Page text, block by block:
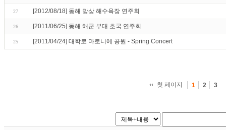
27 [2012/08/18] 동해 망상 해수욕장 연주회
26 [2011/06/25] 동해 해군 부대 호국 연주회
25 [2011/04/24] 대학로 마로니에 공원 - Spring Concert
첫 페이지 1 2 3